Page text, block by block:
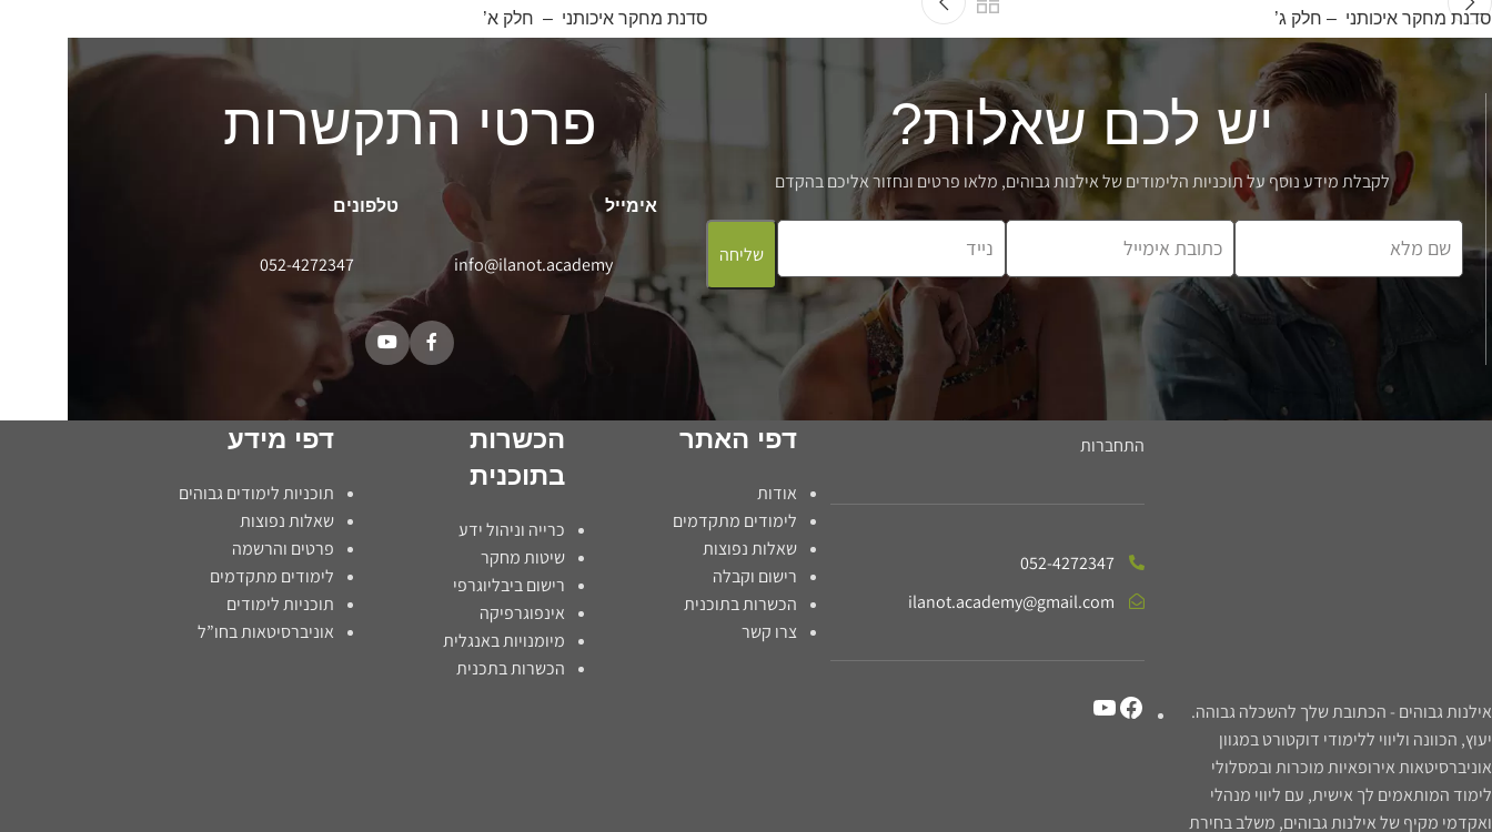
סדנת מחקר איכותני – חלק ג’ סדנת מחקר איכותני – חלק א’
יש לכם שאלות?
לקבלת מידע נוסף על תוכניות הלימודים של אילנות גבוהים, מלאו פרטים ונחזור אליכם בהקדם
שליחה
פרטי התקשרות
אימייל
info@ilanot.academy
טלפונים
052-4272347
אילנות גבוהים - הכתובת שלך להשכלה גבוהה.
יעוץ, הכוונה וליווי ללימודי דוקטורט במגוון
אוניברסיטאות אירופאיות מוכרות ובמסלולי
לימוד המותאמים לך אישית, עם ליווי מנהלי
ואקדמי מקיף של אילנות גבוהים, משלב בחירת
התחברות
052-4272347
ilanot.academy@gmail.com
דפי האתר
אודות
לימודים מתקדמים
שאלות נפוצות
רישום וקבלה
הכשרות בתוכנית
צרו קשר
הכשרות
בתוכנית
כרייה וניהול ידע
שיטות מחקר
רישום ביבליוגרפי
אינפוגרפיקה
מיומנויות באנגלית
הכשרות בתכנית
דפי מידע
תוכניות לימודים גבוהים
שאלות נפוצות
פרטים והרשמה
לימודים מתקדמים
תוכניות לימודים
אוניברסיטאות בחו”ל